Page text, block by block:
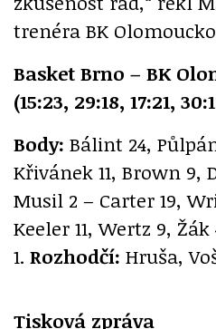
trenéra BK
Basket Brno – BK
(15:23, 29:18, 17:21,
Body: Bálint 24,
Křivánek 11, Brown 9,
Musil 2 – Carter 19,
Keeler 11, Wertz 9,
1. Rozhodčí: Hruša,
Tisková zpráva